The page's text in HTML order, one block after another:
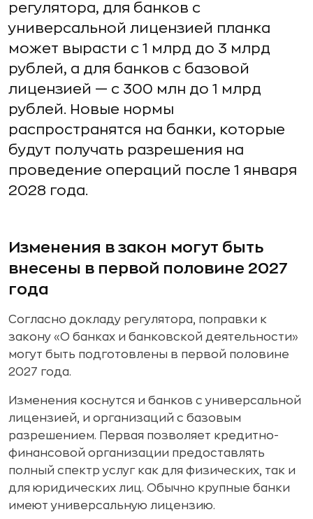
регулятора, для банков с
универсальной лицензией планка
может вырасти с 1 млрд до 3 млрд
рублей, а для банков с базовой
лицензией — с 300 млн до 1 млрд
рублей. Новые нормы
распространятся на банки, которые
будут получать разрешения на
проведение операций после 1 января
2028 года.
Изменения в закон могут быть
внесены в первой половине 2027
года
Согласно докладу регулятора, поправки к
закону «О банках и банковской деятельности»
могут быть подготовлены в первой половине
2027 года.
Изменения коснутся и банков с универсальной
лицензией, и организаций с базовым
разрешением. Первая позволяет кредитно-
финансовой организации предоставлять
полный спектр услуг как для физических, так и
для юридических лиц. Обычно крупные банки
имеют универсальную лицензию.